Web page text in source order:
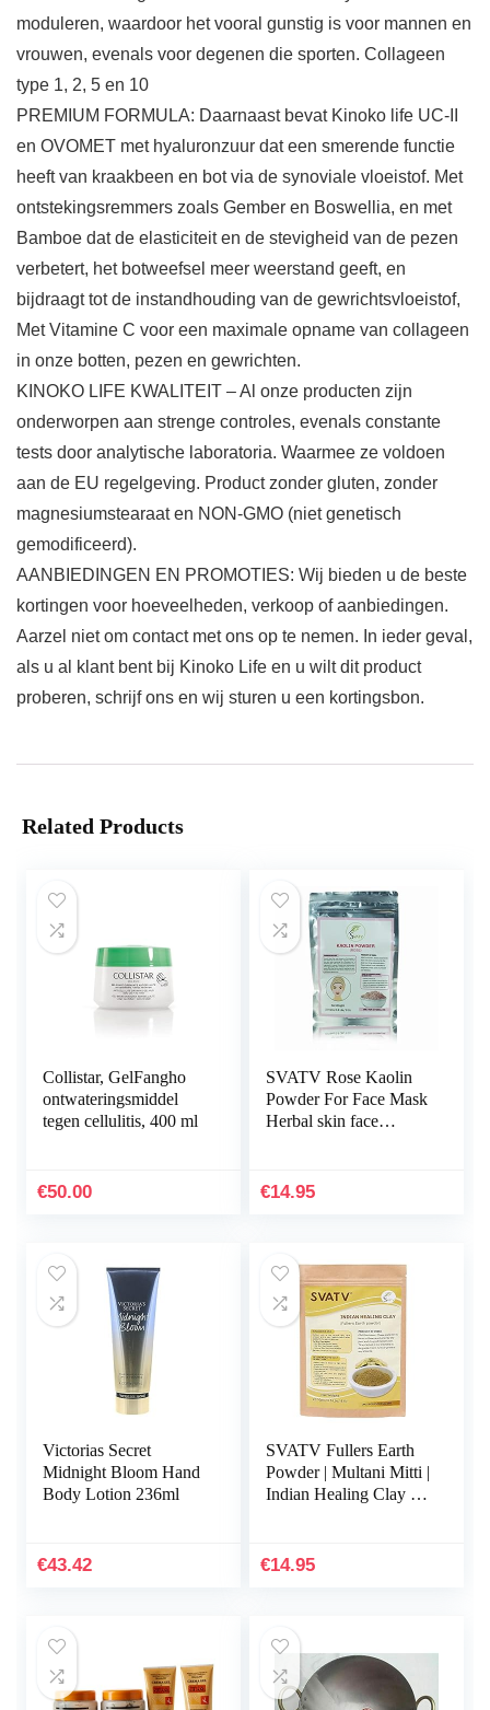
moduleren, waardoor het vooral gunstig is voor mannen en
vrouwen, evenals voor degenen die sporten. Collageen
type 1, 2, 5 en 10
PREMIUM FORMULA: Daarnaast bevat Kinoko life UC-II
en OVOMET met hyaluronzuur dat een smerende functie
heeft van kraakbeen en bot via de synoviale vloeistof. Met
ontstekingsremmers zoals Gember en Boswellia, en met
Bamboe dat de elasticiteit en de stevigheid van de pezen
verbetert, het botweefsel meer weerstand geeft, en
bijdraagt tot de instandhouding van de gewrichtsvloeistof,
Met Vitamine C voor een maximale opname van collageen
in onze botten, pezen en gewrichten.
KINOKO LIFE KWALITEIT – Al onze producten zijn
onderworpen aan strenge controles, evenals constante
tests door analytische laboratoria. Waarmee ze voldoen
aan de EU regelgeving. Product zonder gluten, zonder
magnesiumstearaat en NON-GMO (niet genetisch
gemodificeerd).
AANBIEDINGEN EN PROMOTIES: Wij bieden u de beste
kortingen voor hoeveelheden, verkoop of aanbiedingen.
Aarzel niet om contact met ons op te nemen. In ieder geval,
als u al klant bent bij Kinoko Life en u wilt dit product
proberen, schrijf ons en wij sturen u een kortingsbon.
Related Products
Collistar, GelFangho
ontwateringsmiddel
tegen cellulitis, 400 ml
€50.00
SVATV Rose Kaolin
Powder For Face Mask
Herbal skin face
Mud Mask For Facial
€14.95
Victorias Secret
Midnight Bloom Hand
Body Lotion 236ml
€43.42
SVATV Fullers Earth
Powder | Multani Mitti |
Indian Healing Clay |
Face Mask…
€14.95